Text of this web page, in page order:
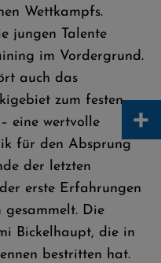
Wettkampfs.
jungen Talente
im Vordergrund.
auch das
zum festen
eine wertvolle
für den Absprung
der letzten
erste Erfahrungen
gesammelt. Die
Bickelhaupt, die in
bestritten hat.
+